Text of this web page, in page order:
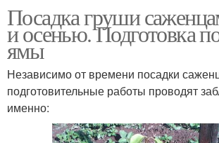
Посадка груши
и осенью. Подготовка
ямы
Независимо от времени посадки
подготовительные работы проводят
именно: